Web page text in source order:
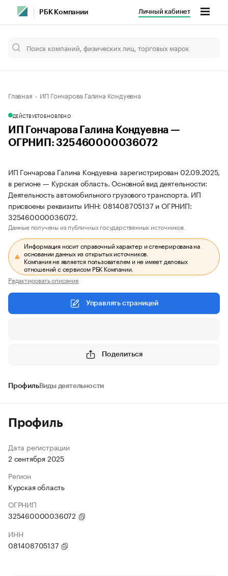
РБК Компании Личный кабинет
Главная ИП Гончарова Галина Кондуевна
ДЕЙСТВУЕТОБНОВЛЕНО
ИП Гончарова Галина Кондуевна —
ОГРНИП: 325460000036072
ИП Гончарова Галина Кондуевна зарегистрирован 02.09.2025,
в регионе — Курская область. Основной вид деятельности:
Деятельность автомобильного грузового транспорта. ИП
присвоены реквизиты ИНН: 081408705137 и ОГРНИП:
325460000036072.
Данные получены из публичных государственных источников.
Информация носит справочный характер и сгенерирована на
основании данных из открытых источников.
Компания не является пользователем и не имеет деловых
отношений с сервисом РБК Компании.
Редактировать описание
Управлять страницей
Поделиться
ПрофильВиды деятельности
Профиль
Дата регистрации
2 сентября 2025
Регион
Курская область
ОГРНИП
325460000036072
ИНН
081408705137